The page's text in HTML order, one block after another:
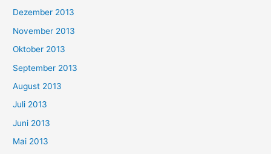
Dezember 2013
November 2013
Oktober 2013
September 2013
August 2013
Juli 2013
Juni 2013
Mai 2013